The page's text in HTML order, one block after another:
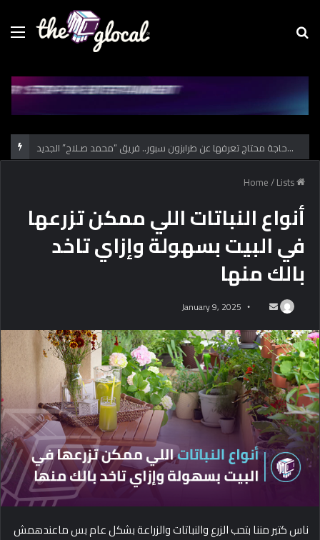
Menu
كل حاجة محتاج تعرفها عن طرابزون سبور.. فريق “محمد صـلاح” الجديد
/Lists
أنواع النباتات اللي ممكن تزرعها
في البيت بسهولة وإزاي تاخد
بالك منها
n
d
a
n
e
m
a
i
January 9, 2025
ناس كتير مننا بتحب الزرع والنباتات والزراعة بشكل عام بس ماعندهمش